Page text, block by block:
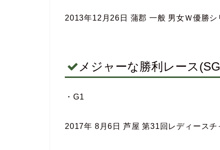
2013年12月26日 蒲郡 一般 男女Ｗ優勝
メジャーな勝利レース
・G1
2017年 8月6日 芦屋 第31回レディースチ